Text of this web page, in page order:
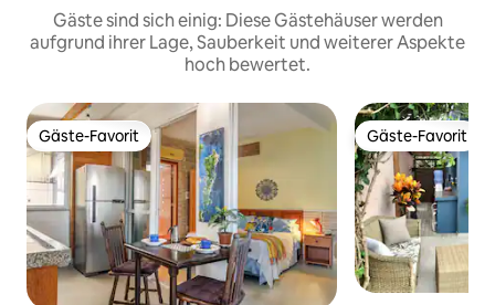
Gäste sind sich einig: Diese Gästehäuser werden
aufgrund ihrer Lage, Sauberkeit und weiterer Aspekte
hoch bewertet.
Gäste-Favorit
Gäste-Favorit Gäste-Favorit
Gäste-Favorit